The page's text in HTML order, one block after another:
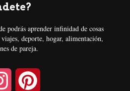
podrás aprender infinidad de cosas
deporte, hogar, alimentación,
de pareja.